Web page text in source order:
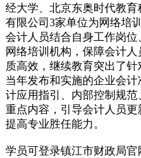
经大学、北京东奥时代教
有限公司3家单位为网络培
会计人员结合自身工作岗
网络培训机构，保障会计
质高效，继续教育突出了
当年发布和实施的企业会
计应用指引、内部控制规
重点内容，引导会计人员
提高专业胜任能力。
学员可登录镇江市财政局